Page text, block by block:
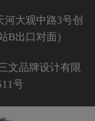
河大观中路3号创
B出口对面）
文品牌设计有限
号